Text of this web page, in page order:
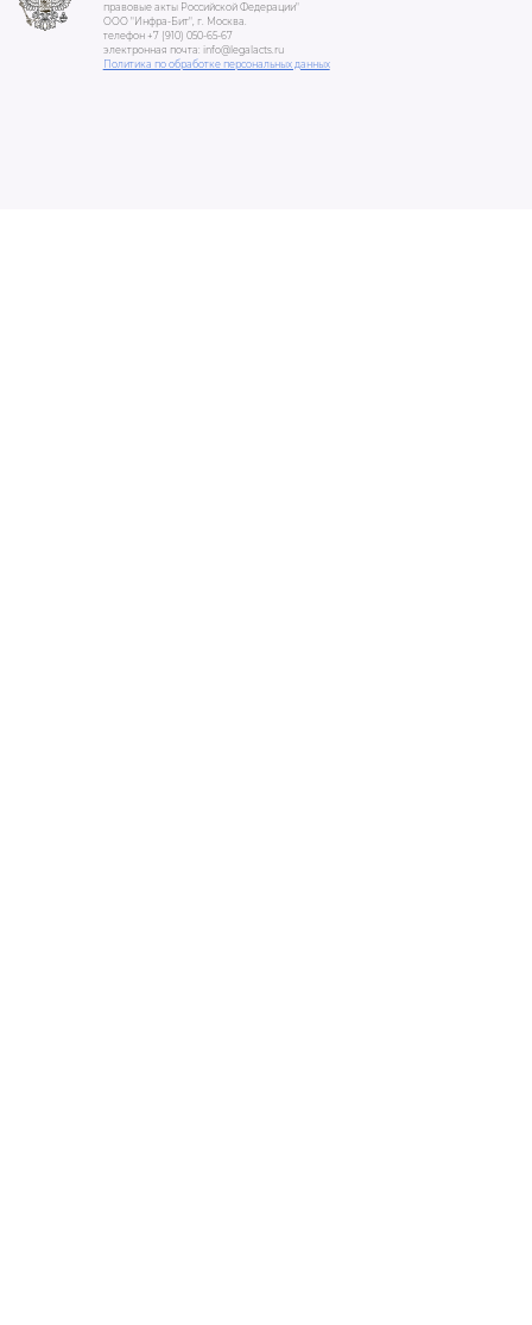
правовые акты Российской Федерации"
ООО "Инфра-Бит", г. Москва.
телефон +7 (910) 050-65-67
электронная почта: info@legalacts.ru
Политика по обработке персональных данных